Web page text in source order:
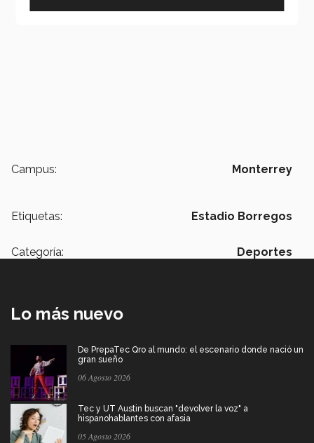
Campus: Monterrey
Etiquetas: Estadio Borregos
Categoría: Deportes
Lo más nuevo
De PrepaTec Qro al mundo: el escenario donde nació un
gran sueño
06 Agosto 2026
Tec y UT Austin buscan "devolver la voz" a
hispanohablantes con afasia
05 Agosto 2026